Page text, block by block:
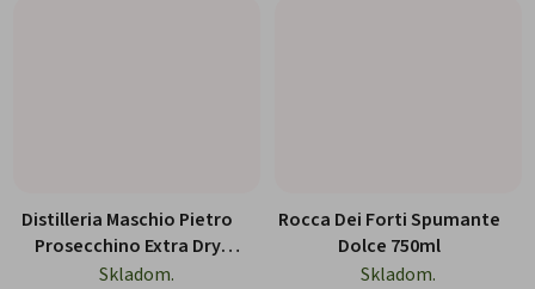
Distilleria Maschio Pietro
Prosecchino Extra Dry
200ml
Skladom.
Rocca Dei Forti Spumante
Dolce 750ml
Skladom.